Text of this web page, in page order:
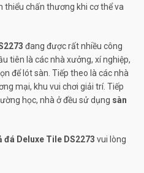
thiểu chấn thương khi cơ thể va
đang được rất nhiều công
tiên là các nhà xưởng, xí nghiệp,
để lót sàn. Tiếp theo là các nhà
mại, khu vui chơi giải trí. Tiếp
học, nhà ở đều sử dụng sàn
đá Deluxe Tile DS2273 vui lòng